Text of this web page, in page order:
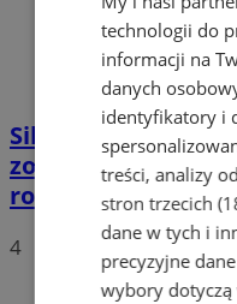
Silesia Memoriał
został uznany za
roku!
4
technologii do
informacji na
danych
identyfikatory i
treści, analizy
stron trzecich
dane w tych i
precyzyjne
wybory dotyczą